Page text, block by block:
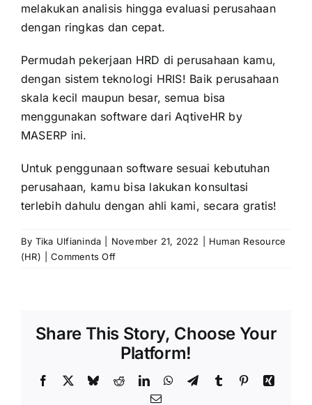
melakukan analisis hingga evaluasi perusahaan
dengan ringkas dan cepat.
Permudah pekerjaan HRD di perusahaan kamu,
dengan sistem teknologi HRIS! Baik perusahaan
skala kecil maupun besar, semua bisa
menggunakan software dari AqtiveHR by
MASERP ini.
Untuk penggunaan software sesuai kebutuhan
perusahaan, kamu bisa lakukan konsultasi
terlebih dahulu dengan ahli kami, secara gratis!
By Tika Ulfianinda November 21, 2022
Human Resource
(HR)
Comments Offon
Pribadi
Dan
Badan
Hukum
Share This Story, Choose Your
Platform!
Facebook BlueskyRedditLinkedInWhatsApp
TelegramTumblr PinterestXing
Email